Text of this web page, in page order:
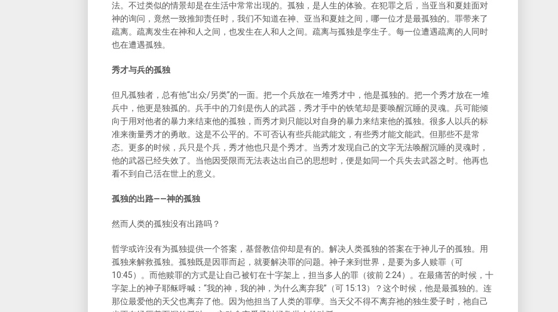
法。不过类似的情景却是在生活中常常出现的。孤独，是人生的体验。在犯罪之后，当亚当和夏娃面对
神的询问，竟然一致推卸责任时，我们不知道在神、亚当和夏娃之间，哪一位才是最孤独的。罪带来了
疏离。疏离发生在神和人之间，也发生在人和人之间。疏离与孤独是孪生子。每一位遭遇疏离的人同时
也在遭遇孤独。
秀才与兵的孤独
但凡孤独者，总有他“出众/另类”的一面。把一个兵放在一堆秀才中，他是孤独的。把一个秀才放在一堆
兵中，他更是独孤的。兵手中的刀剑是伤人的武器，秀才手中的铁笔却是要唤醒沉睡的灵魂。兵可能倾
向于用对他者的暴力来结束他的孤独，而秀才则只能以对自身的暴力来结束他的孤独。很多人以兵的标
准来衡量秀才的勇敢。这是不公平的。不可否认有些兵能武能文，有些秀才能文能武。但那些不是常
态。更多的时候，兵只是个兵，秀才他也只是个秀才。当秀才发现自己的文字无法唤醒沉睡的灵魂时，
他的武器已经失效了。当他因受限而无法表达出自己的思想时，便是如同一个兵失去武器之时。他再也
看不到自己活在世上的意义。
孤独的出路——神的孤独
然而人类的孤独没有出路吗？
哲学或许没有为孤独提供一个答案，基督教信仰却是有的。解决人类孤独的答案在于神儿子的孤独。用
孤独来解救孤独。孤独既是因罪而起，就要解决罪的问题。神子来到世界，是要为多人赎罪（可
10:45）。而他赎罪的方式是让自己被钉在十字架上，担当多人的罪（彼前 2:24）。在最痛苦的时候，十
字架上的神子耶稣呼喊：“我的神，我的神，为什么离弃我”（可 15:13）？这个时候，他是最孤独的。连
那位最爱他的天父也离弃了他。因为他担当了人类的罪孽。当天父不得不离弃祂的独生爱子时，祂自己